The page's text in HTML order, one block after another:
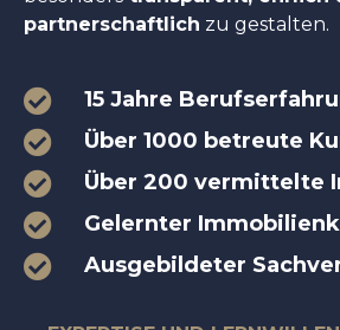
partnerschaftlich zu gestalten.
15 Jahre
Über 1000 betreute
Über 200 vermittelte
Gelernter
Ausgebildeter